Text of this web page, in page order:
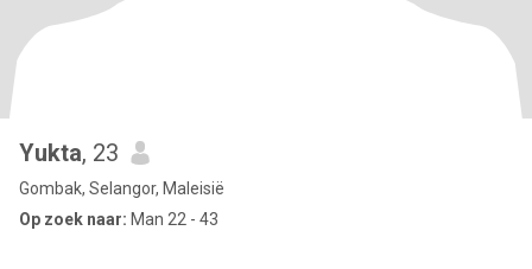
Yukta, 23
Gombak, Selangor, Maleisië
Op zoek naar: Man 22 - 43